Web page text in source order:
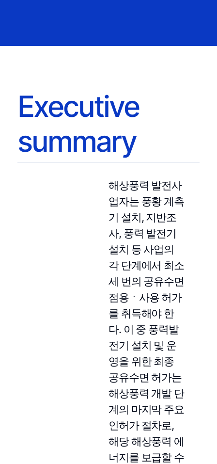
Executive
summary
해상풍력 발전사
업자는 풍황 계측
기 설치, 지반조
사, 풍력 발전기
설치 등 사업의
각 단계에서 최소
세 번의 공유수면
점용ㆍ사용 허가
를 취득해야 한
다. 이 중 풍력발
전기 설치 및 운
영을 위한 최종
공유수면 허가는
해상풍력 개발 단
계의 마지막 주요
인허가 절차로,
해당 해상풍력 에
너지를 보급할 수